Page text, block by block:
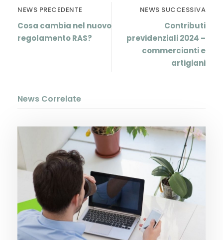
NEWS PRECEDENTE
Cosa cambia nel nuovo
regolamento RAS?
NEWS SUCCESSIVA
Contributi
previdenziali 2024 –
commercianti e
artigiani
News Correlate